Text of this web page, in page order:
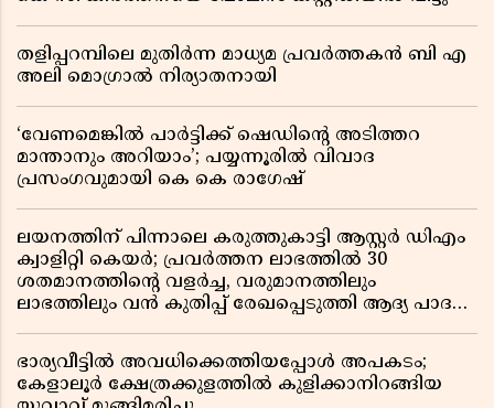
തളിപ്പറമ്പിലെ മുതിർന്ന മാധ്യമ പ്രവർത്തകൻ ബി എ
അലി മൊഗ്രാൽ നിര്യാതനായി
‘വേണമെങ്കിൽ പാർട്ടിക്ക് ഷെഡിൻ്റെ അടിത്തറ
മാന്താനും അറിയാം’; പയ്യന്നൂരിൽ വിവാദ
പ്രസംഗവുമായി കെ കെ രാഗേഷ്
ലയനത്തിന് പിന്നാലെ കരുത്തുകാട്ടി ആസ്റ്റർ ഡിഎം
ക്വാളിറ്റി കെയർ; പ്രവർത്തന ലാഭത്തിൽ 30
ശതമാനത്തിൻ്റെ വളർച്ച, വരുമാനത്തിലും
ലാഭത്തിലും വൻ കുതിപ്പ് രേഖപ്പെടുത്തി ആദ്യ പാദ
ഭാര്യവീട്ടിൽ അവധിക്കെത്തിയപ്പോൾ അപകടം;
കേളാലൂർ ക്ഷേത്രക്കുളത്തിൽ കുളിക്കാനിറങ്ങിയ